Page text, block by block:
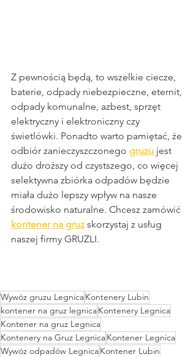
Z pewnością będą, to wszelkie ciecze,
baterie, odpady niebezpieczne, eternit,
odpady komunalne, azbest, sprzęt
elektryczny i elektroniczny czy
świetlówki. Ponadto warto pamiętać, że
odbiór zanieczyszczonego gruzu jest
dużo droższy od czystszego, co więcej
selektywna zbiórka odpadów będzie
miała dużo lepszy wpływ na nasze
środowisko naturalne. Chcesz zamówić
kontener na gruz skorzystaj z usług
naszej firmy GRUZLI.
Wywóz gruzu LegnicaKontenery Lubin
kontener na gruz legnicaKontenery Legnica
Kontener na gruz Legnica
Kontenery na Gruz LegnicaKontener Legnica
Wywóz odpadów LegnicaKontener Lubin